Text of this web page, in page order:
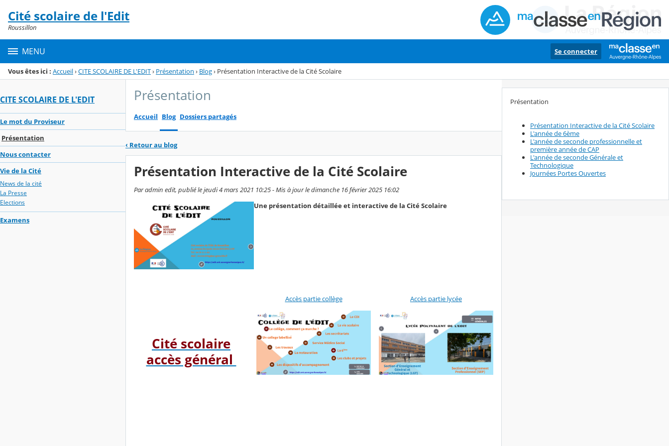
Menu de la rubrique
Contenu
Cité scolaire de l'Edit
Roussillon
MENU Se connecter
Vous êtes ici : Accueil›CITE SCOLAIRE DE L'EDIT› Présentation › Blog› Présentation Interactive de la Cité Scolaire
CITE SCOLAIRE DE L'EDIT
Le mot du Proviseur
Présentation
Nous contacter
Vie de la Cité
News de la cité
La Presse
Elections
Examens
Présentation
Accueil Blog Dossiers partagés
‹ Retour au blog
Présentation Interactive de la Cité Scolaire
Par admin edit, publié le jeudi 4 mars 2021 10:25 - Mis à jour le dimanche 16 février 2025 16:02
Une présentation détaillée et interactive de la Cité Scolaire
Cité scolaire
accès général
Accès partie collège Accès partie lycée
Présentation
Présentation Interactive de la Cité Scolaire
L'année de 6ème
L'année de seconde professionnelle et
première année de CAP
L'année de seconde Générale et
Technologique
Journées Portes Ouvertes